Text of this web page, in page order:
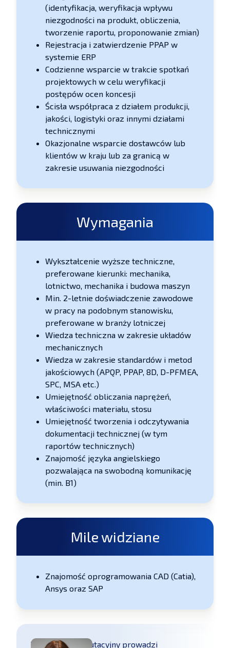
(identyfikacja, weryfikacja wpływu
niezgodności na produkt, obliczenia,
tworzenie raportu, proponowanie zmian)
Rejestracja i zatwierdzenie PPAP w
systemie ERP
Codzienne wsparcie w trakcie spotkań
projektowych w celu weryfikacji
postępów ocen koncesji
Ścisła współpraca z działem produkcji,
jakości, logistyki oraz innymi działami
technicznymi
Okazjonalne wsparcie dostawców lub
klientów w kraju lub za granicą w
zakresie usuwania niezgodności
Wymagania
Wykształcenie wyższe techniczne,
preferowane kierunki: mechanika,
lotnictwo, mechanika i budowa maszyn
Min. 2-letnie doświadczenie zawodowe
w pracy na podobnym stanowisku,
preferowane w branży lotniczej
Wiedza techniczna w zakresie układów
mechanicznych
Wiedza w zakresie standardów i metod
jakościowych (APQP, PPAP, 8D, D-PFMEA,
SPC, MSA etc.)
Umiejętność obliczania naprężeń,
właściwości materiału, stosu
Umiejętność tworzenia i odczytywania
dokumentacji technicznej (w tym
raportów technicznych)
Znajomość języka angielskiego
pozwalająca na swobodną komunikację
(min. B1)
Mile widziane
Znajomość oprogramowania CAD (Catia),
Ansys oraz SAP
Ten proces rekrutacyjny prowadzi